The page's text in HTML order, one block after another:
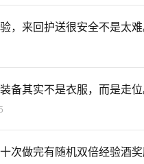
，来回护送很安全不是太
备其实不是衣服，而是走
次做完有随机双倍经验酒